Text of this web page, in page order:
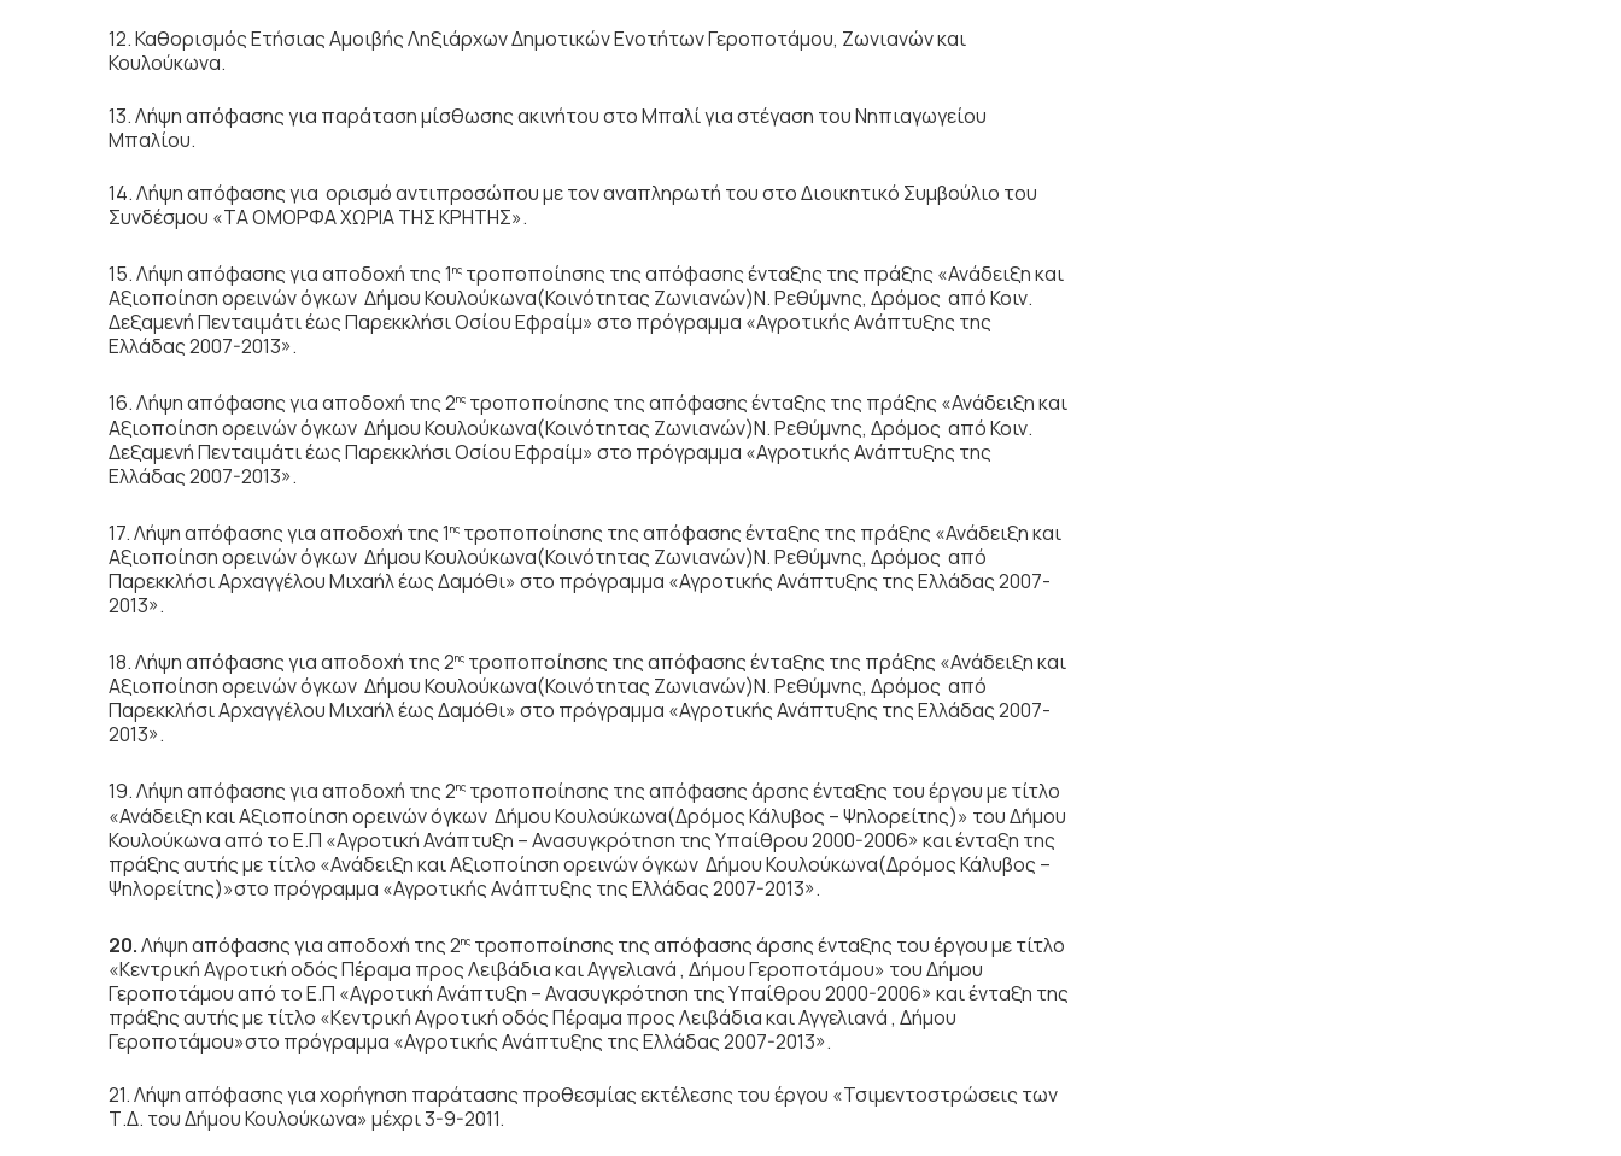
12. Καθορισμός Ετήσιας Αμοιβής Ληξιάρχων Δημοτικών Ενοτήτων Γεροποτάμου, Ζωνιανών και
Κουλούκωνα.
13. Λήψη απόφασης για παράταση μίσθωσης ακινήτου στο Μπαλί για στέγαση του Νηπιαγωγείου
Μπαλίου.
14. Λήψη απόφασης για ορισμό αντιπροσώπου με τον αναπληρωτή του στο Διοικητικό Συμβούλιο του
Συνδέσμου «ΤΑ ΟΜΟΡΦΑ ΧΩΡΙΑ ΤΗΣ ΚΡΗΤΗΣ».
15. Λήψη απόφασης για αποδοχή της 1ης τροποποίησης της απόφασης ένταξης της πράξης «Ανάδειξη και
Αξιοποίηση ορεινών όγκων Δήμου Κουλούκωνα(Κοινότητας Ζωνιανών)Ν. Ρεθύμνης, Δρόμος από Κοιν.
Δεξαμενή Πενταιμάτι έως Παρεκκλήσι Οσίου Εφραίμ» στο πρόγραμμα «Αγροτικής Ανάπτυξης της
Ελλάδας 2007-2013».
16. Λήψη απόφασης για αποδοχή της 2ης τροποποίησης της απόφασης ένταξης της πράξης «Ανάδειξη και
Αξιοποίηση ορεινών όγκων Δήμου Κουλούκωνα(Κοινότητας Ζωνιανών)Ν. Ρεθύμνης, Δρόμος από Κοιν.
Δεξαμενή Πενταιμάτι έως Παρεκκλήσι Οσίου Εφραίμ» στο πρόγραμμα «Αγροτικής Ανάπτυξης της
Ελλάδας 2007-2013».
17. Λήψη απόφασης για αποδοχή της 1ης τροποποίησης της απόφασης ένταξης της πράξης «Ανάδειξη και
Αξιοποίηση ορεινών όγκων Δήμου Κουλούκωνα(Κοινότητας Ζωνιανών)Ν. Ρεθύμνης, Δρόμος από
Παρεκκλήσι Αρχαγγέλου Μιχαήλ έως Δαμόθι» στο πρόγραμμα «Αγροτικής Ανάπτυξης της Ελλάδας 2007-
2013».
18. Λήψη απόφασης για αποδοχή της 2ης τροποποίησης της απόφασης ένταξης της πράξης «Ανάδειξη και
Αξιοποίηση ορεινών όγκων Δήμου Κουλούκωνα(Κοινότητας Ζωνιανών)Ν. Ρεθύμνης, Δρόμος από
Παρεκκλήσι Αρχαγγέλου Μιχαήλ έως Δαμόθι» στο πρόγραμμα «Αγροτικής Ανάπτυξης της Ελλάδας 2007-
2013».
19. Λήψη απόφασης για αποδοχή της 2ης τροποποίησης της απόφασης άρσης ένταξης του έργου με τίτλο
«Ανάδειξη και Αξιοποίηση ορεινών όγκων Δήμου Κουλούκωνα(Δρόμος Κάλυβος – Ψηλορείτης)» του Δήμου
Κουλούκωνα από το Ε.Π «Αγροτική Ανάπτυξη – Ανασυγκρότηση της Υπαίθρου 2000-2006» και ένταξη της
πράξης αυτής με τίτλο «Ανάδειξη και Αξιοποίηση ορεινών όγκων Δήμου Κουλούκωνα(Δρόμος Κάλυβος –
Ψηλορείτης)»στο πρόγραμμα «Αγροτικής Ανάπτυξης της Ελλάδας 2007-2013».
20.Λήψη απόφασης για αποδοχή της 2ης τροποποίησης της απόφασης άρσης ένταξης του έργου με τίτλο
«Κεντρική Αγροτική οδός Πέραμα προς Λειβάδια και Αγγελιανά , Δήμου Γεροποτάμου» του Δήμου
Γεροποτάμου από το Ε.Π «Αγροτική Ανάπτυξη – Ανασυγκρότηση της Υπαίθρου 2000-2006» και ένταξη της
πράξης αυτής με τίτλο «Κεντρική Αγροτική οδός Πέραμα προς Λειβάδια και Αγγελιανά , Δήμου
Γεροποτάμου»στο πρόγραμμα «Αγροτικής Ανάπτυξης της Ελλάδας 2007-2013».
21. Λήψη απόφασης για χορήγηση παράτασης προθεσμίας εκτέλεσης του έργου «Τσιμεντοστρώσεις των
Τ.Δ. του Δήμου Κουλούκωνα» μέχρι 3-9-2011.